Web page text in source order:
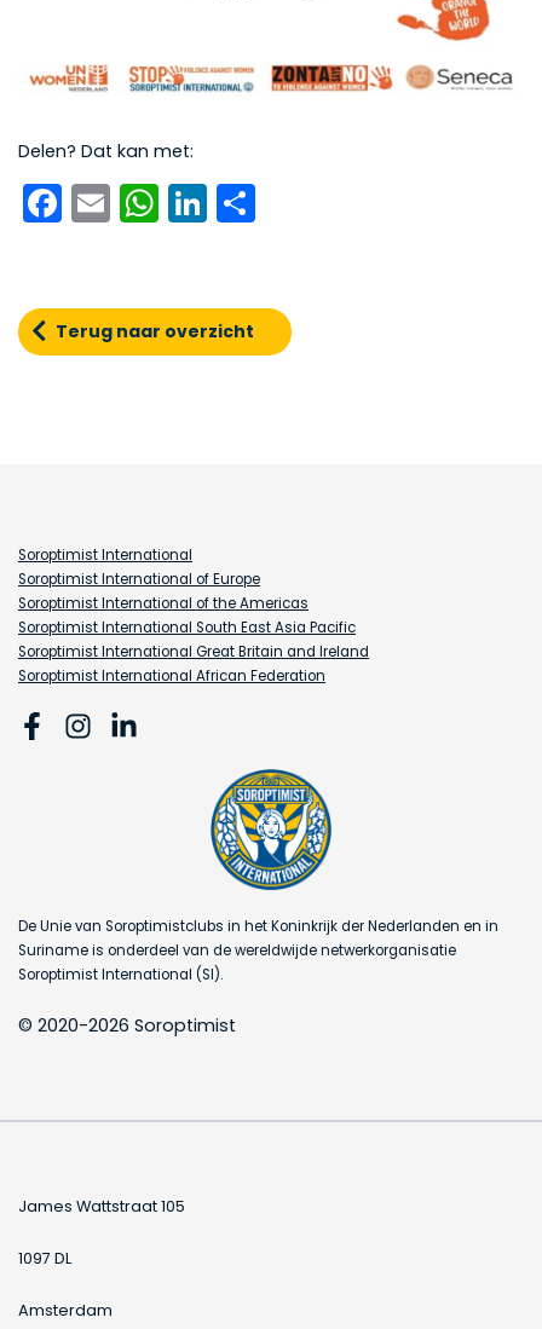
Delen? Dat kan met:
Facebook
EmailWhatsApp
LinkedIn
Terug naar overzicht
Soroptimist International
Soroptimist International of Europe
Soroptimist International of the Americas
Soroptimist International South East Asia Pacific
Soroptimist International Great Britain and Ireland
Soroptimist International African Federation
De Unie van Soroptimistclubs in het Koninkrijk der Nederlanden en in
Suriname is onderdeel van de wereldwijde netwerkorganisatie
Soroptimist International (SI).
© 2020-2026 Soroptimist
James Wattstraat 105
1097 DL
Amsterdam